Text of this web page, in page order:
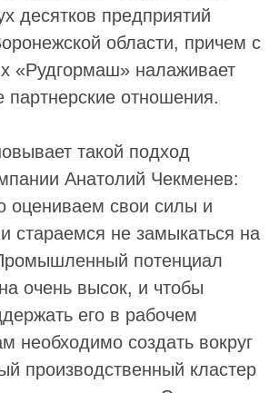
десятков предприятий
области, причем с
«Рудгормаш» налаживает
партнерские отношения.
такой подход
Анатолий Чекменев:
оцениваем свои силы и
стараемся не замыкаться на
потенциал
очень высок, и чтобы
его в рабочем
необходимо создать вокруг
производственный кластер